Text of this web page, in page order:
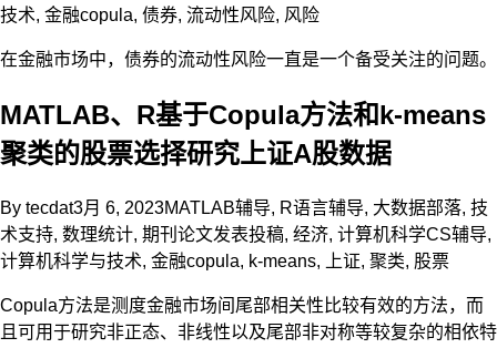
技术, 金融copula, 债券, 流动性风险, 风险
在金融市场中，债券的流动性风险一直是一个备受关注的问题。
MATLAB、R基于Copula方法和k-means
聚类的股票选择研究上证A股数据
By tecdat3月 6, 2023MATLAB辅导, R语言辅导, 大数据部落, 技
术支持, 数理统计, 期刊论文发表投稿, 经济, 计算机科学CS辅导,
计算机科学与技术, 金融copula, k-means, 上证, 聚类, 股票
Copula方法是测度金融市场间尾部相关性比较有效的方法，而
且可用于研究非正态、非线性以及尾部非对称等较复杂的相依特